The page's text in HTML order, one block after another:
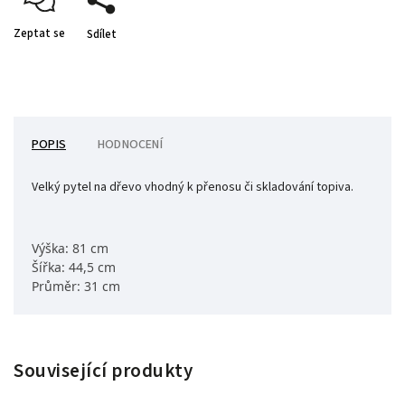
Zeptat se Sdílet
POPIS HODNOCENÍ
Velký pytel na dřevo vhodný k přenosu či skladování topiva.
Výška: 81 cm
Šířka: 44,5 cm
Průměr: 31 cm
Související produkty